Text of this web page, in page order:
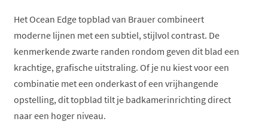
Het Ocean Edge topblad van Brauer combineert
moderne lijnen met een subtiel, stijlvol contrast. De
kenmerkende zwarte randen rondom geven dit blad een
krachtige, grafische uitstraling. Of je nu kiest voor een
combinatie met een onderkast of een vrijhangende
opstelling, dit topblad tilt je badkamerinrichting direct
naar een hoger niveau.